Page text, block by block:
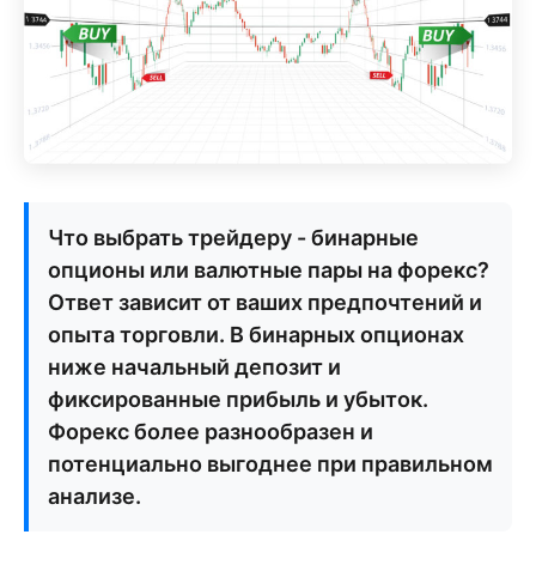
Что выбрать трейдеру - бинарные
опционы или валютные пары на форекс?
Ответ зависит от ваших предпочтений и
опыта торговли. В бинарных опционах
ниже начальный депозит и
фиксированные прибыль и убыток.
Форекс более разнообразен и
потенциально выгоднее при правильном
анализе.